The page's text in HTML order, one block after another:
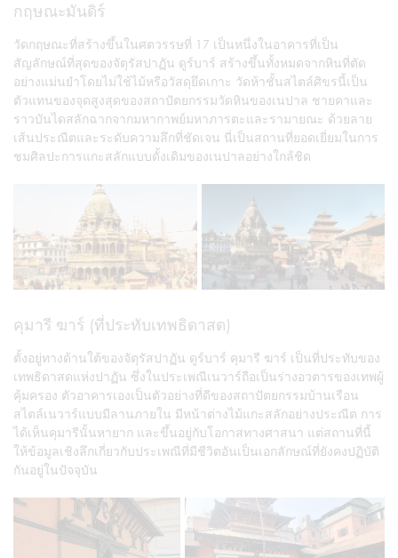
กฤษณะมันดิร์
วัดกฤษณะที่สร้างขึ้นในศตวรรษที่ 17 เป็นหนึ่งในอาคารที่เป็น
สัญลักษณ์ที่สุดของจัตุรัสปาฏัน ดูร์บาร์ สร้างขึ้นทั้งหมดจากหินที่ตัด
อย่างแม่นยำโดยไม่ใช้ไม้หรือวัสดุยึดเกาะ วัดห้าชั้นสไตล์ศิขรนี้เป็น
ตัวแทนของจุดสูงสุดของสถาปัตยกรรมวัดหินของเนปาล ชายคาและ
ราวบันไดสลักฉากจากมหากาพย์มหาภารตะและรามายณะ ด้วยลาย
เส้นประณีตและระดับความลึกที่ชัดเจน นี่เป็นสถานที่ยอดเยี่ยมในการ
ชมศิลปะการแกะสลักแบบดั้งเดิมของเนปาลอย่างใกล้ชิด
คุมารี ฆาร์ (ที่ประทับเทพธิดาสด)
ตั้งอยู่ทางด้านใต้ของจัตุรัสปาฏัน ดูร์บาร์ คุมารี ฆาร์ เป็นที่ประทับของ
เทพธิดาสดแห่งปาฏัน ซึ่งในประเพณีเนวาร์ถือเป็นร่างอวตารของเทพผู้
คุ้มครอง ตัวอาคารเองเป็นตัวอย่างที่ดีของสถาปัตยกรรมบ้านเรือน
สไตล์เนวาร์แบบมีลานภายใน มีหน้าต่างไม้แกะสลักอย่างประณีต การ
ได้เห็นคุมารีนั้นหายาก และขึ้นอยู่กับโอกาสทางศาสนา แต่สถานที่นี้
ให้ข้อมูลเชิงลึกเกี่ยวกับประเพณีที่มีชีวิตอันเป็นเอกลักษณ์ที่ยังคงปฏิบัติ
กันอยู่ในปัจจุบัน